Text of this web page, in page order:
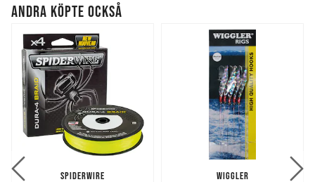
ANDRA KÖPTE OCKSÅ
SPIDERWIRE WIGGLER